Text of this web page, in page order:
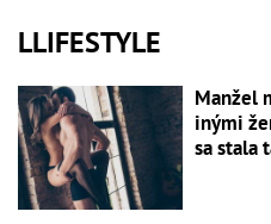
LLIFESTYLE
Manžel
inými
sa stala